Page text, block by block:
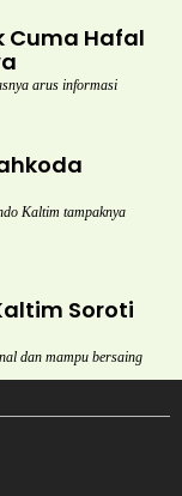
Cuma Hafal
arus informasi
Kaltim tampaknya
Soroti
dan mampu bersaing